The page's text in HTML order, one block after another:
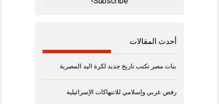
أحدث المقالات
بنات مصر تكتب تاريخ جديد لكرة اليد المصرية
رفض عربي وإسلامي للانتهاكات الإسرائيلية